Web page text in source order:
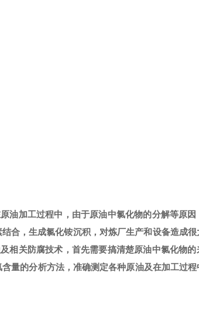
油加工过程中，由于原油中氯化物的分解等原
结合，生成氯化铵沉积，对炼厂生产和设备造成
相关防腐技术，首先需要搞清楚原油中氯化物的
量的分析方法，准确测定各种原油及在加工过